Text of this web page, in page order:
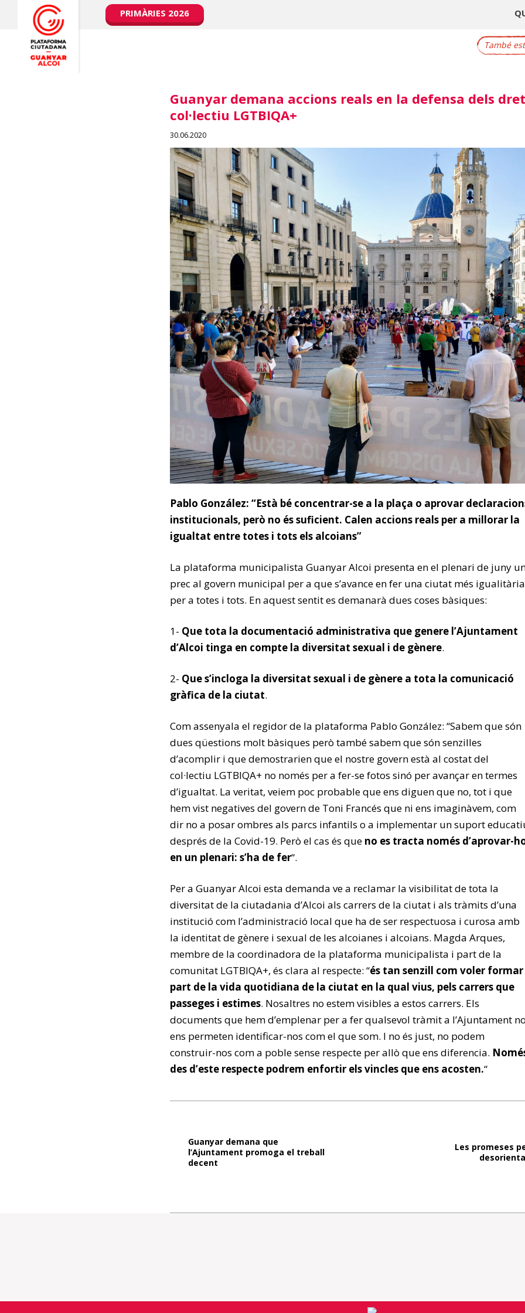
PRIMÀRIES 2026
També
Guanyar demana accions reals en la defensa dels
col·lectiu LGTBIQA+
30.06.2020
Pablo González: “Està bé concentrar-se a la plaça o aprovar
institucionals, però no és suficient. Calen accions reals per a millorar la
igualtat entre totes i tots els alcoians”
La plataforma municipalista Guanyar Alcoi presenta en el plenari de juny
prec al govern municipal per a que s’avance en fer una ciutat més igualitària
per a totes i tots. En aquest sentit es demanarà dues coses bàsiques:
1- Que tota la documentació administrativa que genere l’Ajuntament
d’Alcoi tinga en compte la diversitat sexual i de gènere.
2- Que s’incloga la diversitat sexual i de gènere a tota la comunicació
gràfica de la ciutat.
Com assenyala el regidor de la plataforma Pablo González: “Sabem que són
dues qüestions molt bàsiques però també sabem que són senzilles
d’acomplir i que demostrarien que el nostre govern està al costat del
col·lectiu LGTBIQA+ no només per a fer-se fotos sinó per avançar en termes
d’igualtat. La veritat, veiem poc probable que ens diguen que no, tot i que
hem vist negatives del govern de Toni Francés que ni ens imaginàvem, com
dir no a posar ombres als parcs infantils o a implementar un suport
després de la Covid-19. Però el cas és que no es tracta només d’aprovar-
en un plenari: s’ha de fer“.
Per a Guanyar Alcoi esta demanda ve a reclamar la visibilitat de tota la
diversitat de la ciutadania d’Alcoi als carrers de la ciutat i als tràmits d’una
institució com l’administració local que ha de ser respectuosa i curosa amb
la identitat de gènere i sexual de les alcoianes i alcoians. Magda Arques,
membre de la coordinadora de la plataforma municipalista i part de la
comunitat LGTBIQA+, és clara al respecte: “és tan senzill com voler formar
part de la vida quotidiana de la ciutat en la qual vius, pels carrers que
passeges i estimes. Nosaltres no estem visibles a estos carrers. Els
documents que hem d’emplenar per a fer qualsevol tràmit a l’Ajuntament
ens permeten identificar-nos com el que som. I no és just, no podem
construir-nos com a poble sense respecte per allò que ens diferencia.
des d’este respecte podrem enfortir els vincles que ens acosten.“
Les promeses
Guanyar demana que
l’Ajuntament promoga el treball
decent